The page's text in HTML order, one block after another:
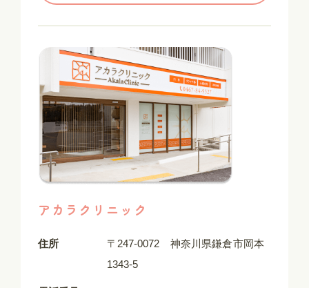
アカラクリニック
住所
〒247-0072 神奈川県鎌倉市岡本
1343-5